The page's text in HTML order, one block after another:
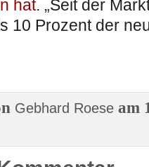
hat. „Seit der
10 Prozent der
Gebhard Roese am